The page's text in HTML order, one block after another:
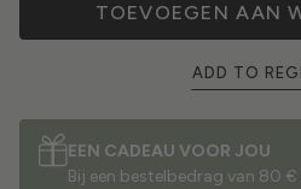
TOEVOEGEN AAN
ADD TO
EEN CADEAU VOOR JOU
Bij een bestelbedrag van 80